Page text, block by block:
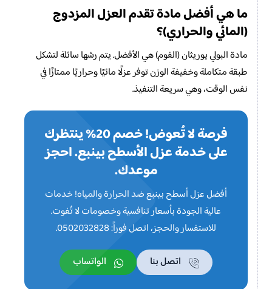
ما هي أفضل مادة تقدم العزل المزدوج
(المائي والحراري)؟
مادة البولي يوريثان (الفوم) هي الأفضل. يتم رشها سائلة لتشكل
طبقة متكاملة وخفيفة الوزن توفر عزلًا مائيًا وحراريًا ممتازًا في
نفس الوقت، وهي سريعة التنفيذ.
فرصة لا تُعوض! خصم 20% ينتظرك
على خدمة عزل الأسطح بينبع. احجز
موعدك.
أفضل عزل أسطح بينبع ضد الحرارة والمياه! خدمات
عالية الجودة بأسعار تنافسية وخصومات لا تُفوت.
للاستفسار والحجز، اتصل فوراً: 0502032828.
اتصل بنا الواتساب